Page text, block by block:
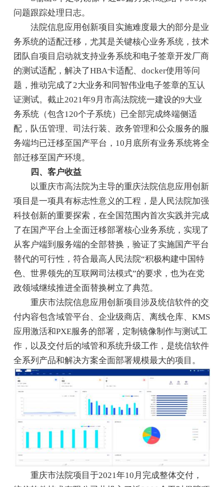
问题跟踪处理日志。
法院信息应用创新项目实施难度最大的部分是业
务系统的适配迁移，尤其是关键核心业务系统，技术
团队自项目启动就支持业务系统和电子签章开发厂商
的测试适配，解决了HBA卡适配、docker使用等问
题，推动完成了2大业务和同智伟业电子签章的互认
证测试。截止2021年9月市高法院统一建设的9大业
务系统（包含120个子系统）已全部完成终端侧适
配，队伍管理、司法行装、政务管理和公众服务的服
务端均已迁移至国产平台，10月底所有业务系统将全
部迁移至国产环境。
四、客户收益
以重庆市高法院为主导的重庆法院信息应用创新
项目是一项具有标志性意义的工程，是人民法院加强
科技创新的重要探索，在全国范围内首次实践并完成
了在国产平台上全面迁移部署核心业务系统，实现了
从客户端到服务端的全部替换，验证了实施国产平台
替代的可行性，符合最高人民法院“积极构建中国特
色、世界领先的互联网司法模式”的要求，也为在党
政领域继续推进全面替换树立了典范。
重庆市法院信息应用创新项目涉及统信软件的交
付内容包含域管平台、企业级商店、离线仓库、KMS
应用激活和PXE服务的部署，定制镜像制作与测试工
作，以及交付后的域管和系统升级工作，是统信软件
全系列产品和解决方案全面部署规模最大的项目。
重庆市法院项目于2021年10月完成整体交付，